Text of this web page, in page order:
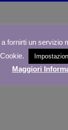
fornirti un servizio
Maggiori